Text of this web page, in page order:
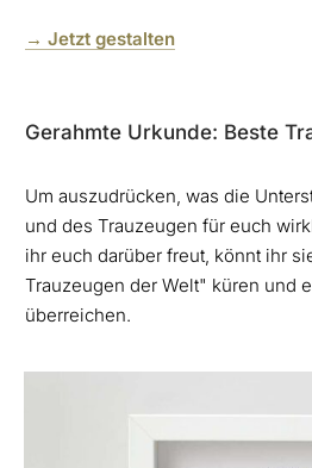
→ Jetzt gestalten
Gerahmte Urkunde: Beste
Um auszudrücken, was die
und des Trauzeugen für euch
ihr euch darüber freut, könnt ihr
Trauzeugen der Welt" küren und
überreichen.